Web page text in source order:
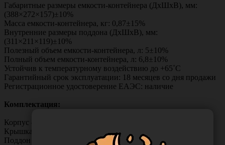
Габаритные размеры емкости-контейнера (ДхШхВ), мм:
(388×272×157)±10%
Масса емкости-контейнера, кг: 0,87±15%
Внутренние размеры поддона (ДхШхВ), мм:
(311×211×119)±10%
Полезный объем емкости-контейнера, л: 5±10%
Полный объем емкости-контейнера, л: 6,8±10%
Устойчив к температурному воздействию до +65˚С
Гарантийный срок эксплуатации: 18 месяцев со дня продажи
Регистрационное удостоверение ЕАЭС: наличие
Комплектация:
Корпус – 1 шт.,
Крышка – 1 шт.,
Поддон – 1 шт.,